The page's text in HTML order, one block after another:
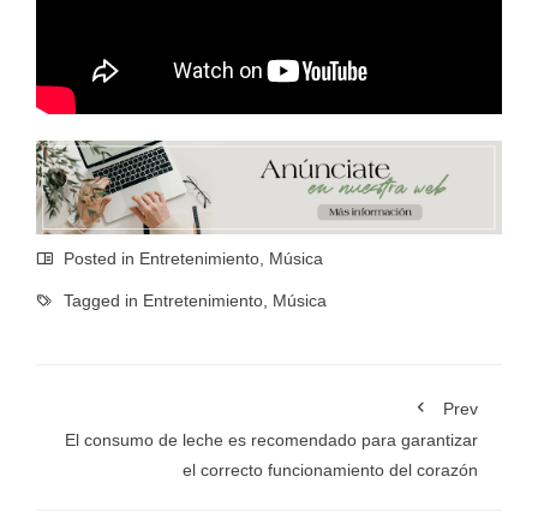
Posted in Entretenimiento Música
Tagged in Entretenimiento Música
Prev
El consumo de leche es recomendado para garantizar
el correcto funcionamiento del corazón